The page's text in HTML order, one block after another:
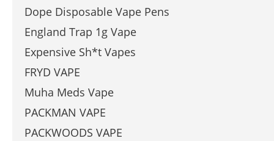
Dope Disposable Vape Pens
England Trap 1g Vape
Expensive Sh*t Vapes
FRYD VAPE
Muha Meds Vape
PACKMAN VAPE
PACKWOODS VAPE